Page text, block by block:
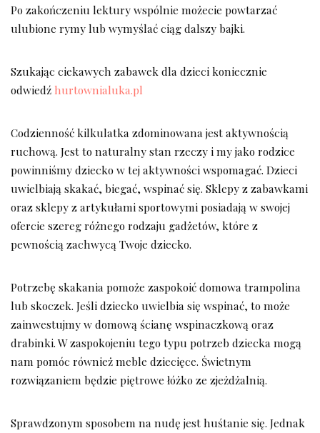
Po zakończeniu lektury wspólnie możecie powtarzać
ulubione rymy lub wymyślać ciąg dalszy bajki.
Szukając ciekawych zabawek dla dzieci koniecznie
odwiedź hurtownialuka.pl
Codzienność kilkulatka zdominowana jest aktywnością
ruchową. Jest to naturalny stan rzeczy i my jako rodzice
powinniśmy dziecko w tej aktywności wspomagać. Dzieci
uwielbiają skakać, biegać, wspinać się. Sklepy z zabawkami
oraz sklepy z artykułami sportowymi posiadają w swojej
ofercie szereg różnego rodzaju gadżetów, które z
pewnością zachwycą Twoje dziecko.
Potrzebę skakania pomoże zaspokoić domowa trampolina
lub skoczek. Jeśli dziecko uwielbia się wspinać, to może
zainwestujmy w domową ścianę wspinaczkową oraz
drabinki. W zaspokojeniu tego typu potrzeb dziecka mogą
nam pomóc również meble dziecięce. Świetnym
rozwiązaniem będzie piętrowe łóżko ze zjeżdżalnią.
Sprawdzonym sposobem na nudę jest huśtanie się. Jednak